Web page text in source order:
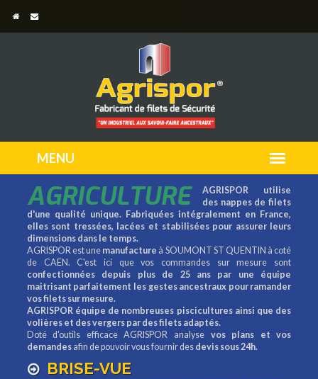
AGRICULTURE
AGRISPOR utilise
des nappes de filets
d'une qualité unique. Fabriquées intégralement en France,
elles sont tressées, lacées et stabilisées pour assurer leurs
dimensions dans le temps.
AGRISPOR est une manufacture à SOUMONT ST QUENTIN à coté
de CAEN. C'est ici que vos commandes sur mesure sont
confectionnées depuis plus de 25 ans par une équipe
maitrisant parfaitement les gestes ancestraux pour ramander
vos filets sur mesure.
AGRISPOR équipe de nombreuses piscicultures ainsi que des
volières et des vergers par des filets adaptés.
Doté d'outils efficace AGRISPOR analyse vos plans et vos
demandesafin de pouvoir vous fournir des devis sous 24h.
BRISE-VUE